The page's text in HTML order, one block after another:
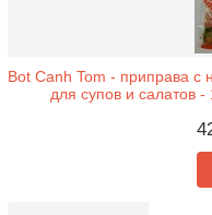
Bot Canh Tom - приправа с
для супов и салатов -